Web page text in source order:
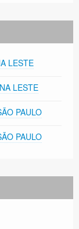
LESTE
LESTE
PAULO
PAULO